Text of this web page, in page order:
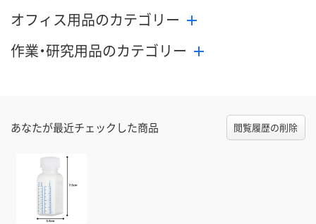
オフィス用品のカテゴリー
作業・研究用品のカテゴリー
あなたが最近チェックした商品 閲覧履歴の削除